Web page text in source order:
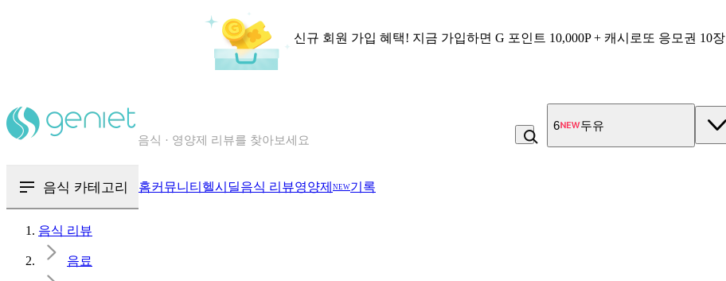
신규 회원 가입 혜택! 지금 가입하면 G 포인트 10,000P + 캐시로또 응모권 10장
칼로리와 영양성분을 검색해보세요
6 두유
음식 카테고리 홈커뮤니티 헬시딜음식 리뷰영양제 NEW기록
음식 리뷰
음료